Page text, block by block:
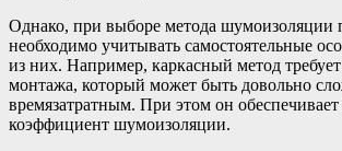
Однако, при выборе метода шумоизоляции
необходимо учитывать самостоятельные
из них. Например, каркасный метод
монтажа, который может быть довольно
времязатратным. При этом он
коэффициент шумоизоляции.